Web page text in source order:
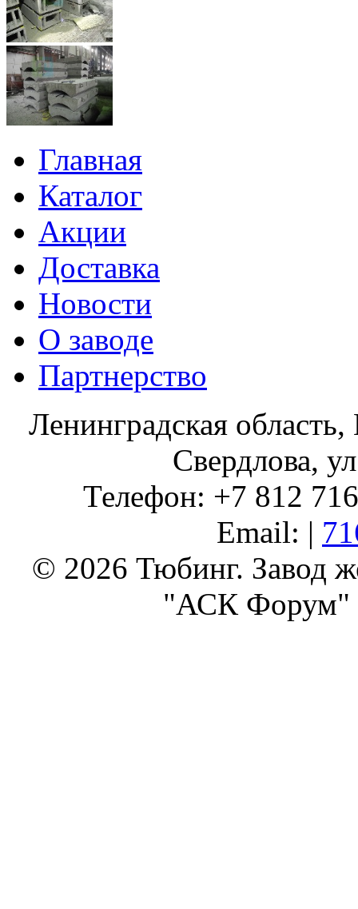
Главная
Каталог
Акции
Доставка
Новости
О заводе
Партнерство
Ленинградская
Свердлова,
Телефон: +7 812
Email: |
© 2026 Тюбинг. Завод
"АСК Форум"